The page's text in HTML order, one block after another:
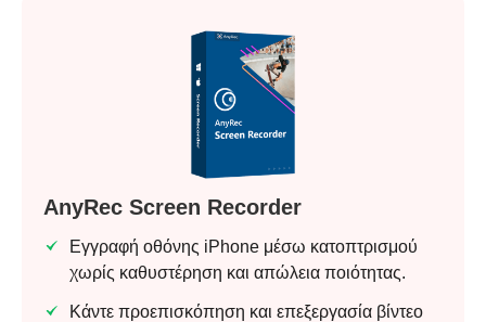
AnyRec Screen Recorder
Εγγραφή οθόνης iPhone μέσω κατοπτρισμού
χωρίς καθυστέρηση και απώλεια ποιότητας.
Κάντε προεπισκόπηση και επεξεργασία βίντεο